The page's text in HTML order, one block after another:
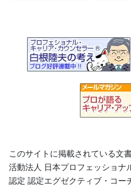
このサイトに掲載されている文
活動法人 日本プロフェッショナ
認定 認定エグゼクティブ・コー